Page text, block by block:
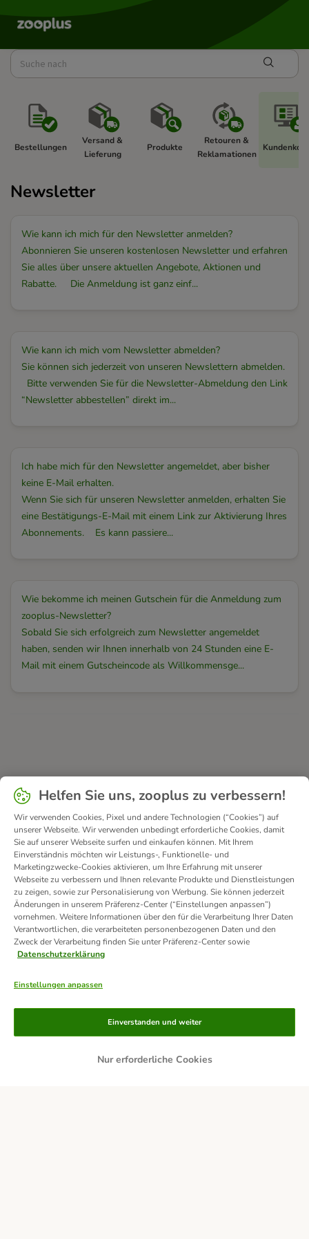
Bestellungen
Versand &
Lieferung
Produkte
Retouren &
Reklamationen
Newsletter
Wie kann ich mich für den Newsletter anmelden?
Abonnieren Sie unseren kostenlosen Newsletter und erfahren
Sie alles über unsere aktuellen Angebote, Aktionen und
Rabatte. Die Anmeldung ist ganz einf...
Wie kann ich mich vom Newsletter abmelden?
Sie können sich jederzeit von unseren Newslettern abmelden.
Bitte verwenden Sie für die Newsletter-Abmeldung den Link
“Newsletter abbestellen” direkt im...
Ich habe mich für den Newsletter angemeldet, aber bisher
keine E-Mail erhalten.
Wenn Sie sich für unseren Newsletter anmelden, erhalten Sie
eine Bestätigungs-E-Mail mit einem Link zur Aktivierung Ihres
Abonnements. Es kann passiere...
Wie bekomme ich meinen Gutschein für die Anmeldung zum
zooplus-Newsletter?
Sobald Sie sich erfolgreich zum Newsletter angemeldet
haben, senden wir Ihnen innerhalb von 24 Stunden eine E-
Mail mit einem Gutscheincode als Willkommensge...
Zahlungsarten
Rechnung Bankeinzug
Helfen Sie uns, zooplus zu verbessern!
Wir verwenden Cookies, Pixel und andere Technologien (“Cookies”) auf
unserer Webseite. Wir verwenden unbedingt erforderliche Cookies, damit
Sie auf unserer Webseite surfen und einkaufen können. Mit Ihrem
Einverständnis möchten wir Leistungs-, Funktionelle- und
Marketingzwecke-Cookies aktivieren, um Ihre Erfahrung mit unserer
Webseite zu verbessern und Ihnen relevante Produkte und Dienstleistungen
zu zeigen, sowie zur Personalisierung von Werbung. Sie können jederzeit
Änderungen in unserem Präferenz-Center (“Einstellungen anpassen”)
vornehmen. Weitere Informationen über den für die Verarbeitung Ihrer Daten
Verantwortlichen, die verarbeiteten personenbezogenen Daten und den
Zweck der Verarbeitung finden Sie unter Präferenz-Center sowie
Datenschutzerklärung
Einstellungen anpassen
Nur erforderliche Cookies
Einverstanden und weiter